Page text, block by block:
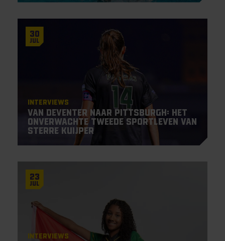
30
Jul
Interviews
Van Deventer naar Pittsburgh: het
onverwachte tweede sportleven van
Sterre Kuijper
23
Jul
Interviews